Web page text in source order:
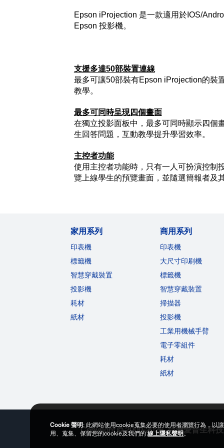
Epson iProjection 是一款適用於IOS/
Epson 投影機。
支援多達50部裝置連線
最多可讓50部裝有Epson iProjection的裝
教學。
最多可同時呈現四個畫面
在獨立投影面板中，最多可同時顯示四個
生回答問題，互動教學提升學習效率。
主控者功能
使用主控者功能時，只有一人可扮演控制
覽上線學生的預覽畫面，並隨選簡報者及
家用系列
印表機
標籤機
智慧穿戴裝置
投影機
耗材
紙材
商用系列
印表機
大尺寸印刷機
標籤機
智慧穿戴裝置
掃描器
投影機
工業用機械手臂
電子零組件
耗材
紙材
Copyright © 2000-2026 台灣愛普生科
Cookie 聲明 : 此網站使用cookie蒐集必要的使用者瀏覽行為，以
用、蒐集、保留您的cookie及我們的線上隱私聲明 。